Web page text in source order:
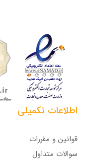
اطلاعات تکمیلی
قوانین و مقررات
سوالات متداول